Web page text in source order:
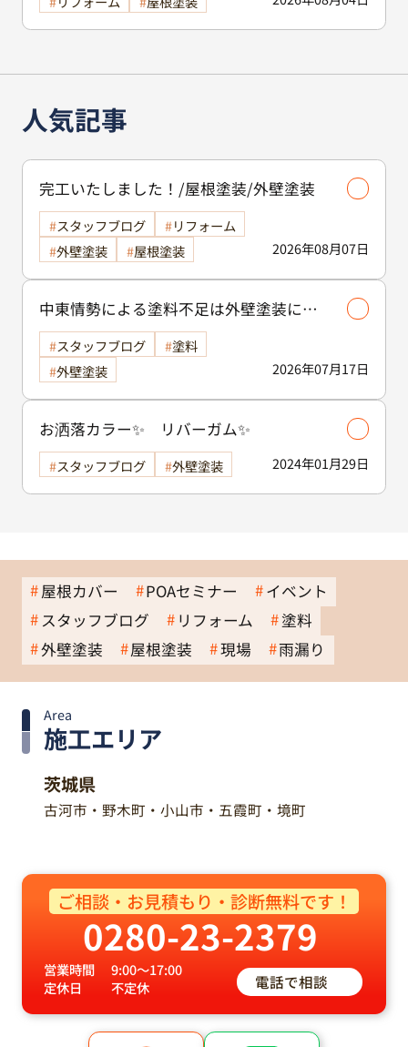
人気記事
完工いたしました！/屋根塗装/外壁塗装
2026年08月07日
スタッフブログ
リフォーム
外壁塗装
屋根塗装
中東情勢による塗料不足は外壁塗装に影
響する？古河市で工事を検討中の方へ
2026年07月17日
スタッフブログ
塗料
外壁塗装
お洒落カラー✨ リバーガム✨
2024年01月29日
スタッフブログ 外壁塗装
屋根カバー POAセミナー
イベント
スタッフブログ
リフォーム
塗料
外壁塗装
屋根塗装 現場 雨漏り
施工エリア
Area
茨城県
古河市・野木町・小山市・五霞町・境町
ご相談・お見積もり・診断無料です！
0280-23-2379
営業時間
9:00～17:00
定休日
不定休 電話で相談